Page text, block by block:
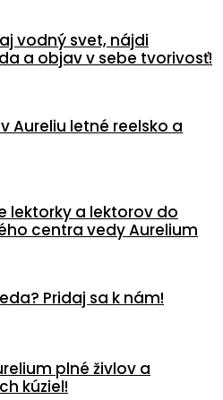
vodný svet, nájdi
a objav v sebe tvorivosť!
Aureliu letné reelsko a
lektorky a lektorov do
centra vedy Aurelium
Pridaj sa k nám!
plné živlov a
kúziel!